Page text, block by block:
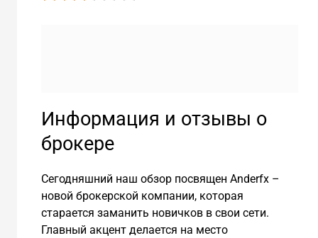
Информация и отзывы о
брокере
Сегодняшний наш обзор посвящен Аnderfx –
новой брокерской компании, которая
старается заманить новичков в свои сети.
Главный акцент делается на место